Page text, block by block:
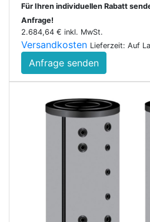
Für Ihren individuellen Rabatt
Anfrage!
2.684,64 € inkl. MwSt.
Versandkosten Lieferzeit: Auf
Anfrage senden